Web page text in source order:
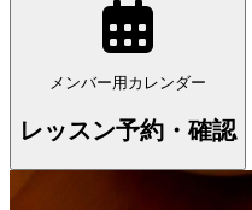
メンバー用カレンダー
レッスン予約・確認